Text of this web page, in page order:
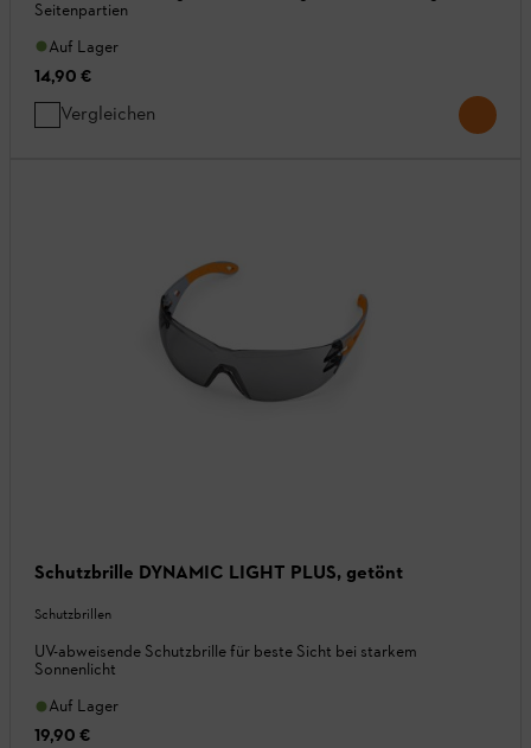
Seitenpartien
Auf Lager
14,90 €
Vergleichen
Schutzbrille DYNAMIC LIGHT PLUS, getönt
Schutzbrillen
UV-abweisende Schutzbrille für beste Sicht bei starkem
Sonnenlicht
Auf Lager
19,90 €